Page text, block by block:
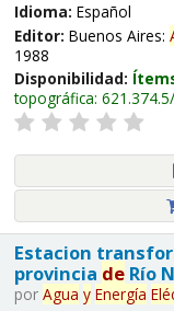
Idioma: Español
Editor: Buenos Aires:
1988
Disponibilidad:
topográfica:
Estacion
provincia deRío
por Agua y Energía